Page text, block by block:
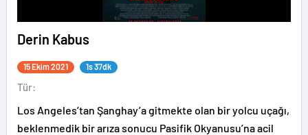
Derin Kabus
15 Ekim 2021 1s 37dk
Tür:
Los Angeles’tan Şanghay’a gitmekte olan bir yolcu uçağı,
beklenmedik bir arıza sonucu Pasifik Okyanusu’na acil